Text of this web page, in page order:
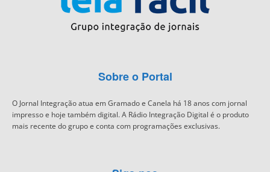
Sobre o Portal
O Jornal Integração atua em Gramado e Canela há 18 anos com jornal
impresso e hoje também digital. A Rádio Integração Digital é o produto
mais recente do grupo e conta com programações exclusivas.